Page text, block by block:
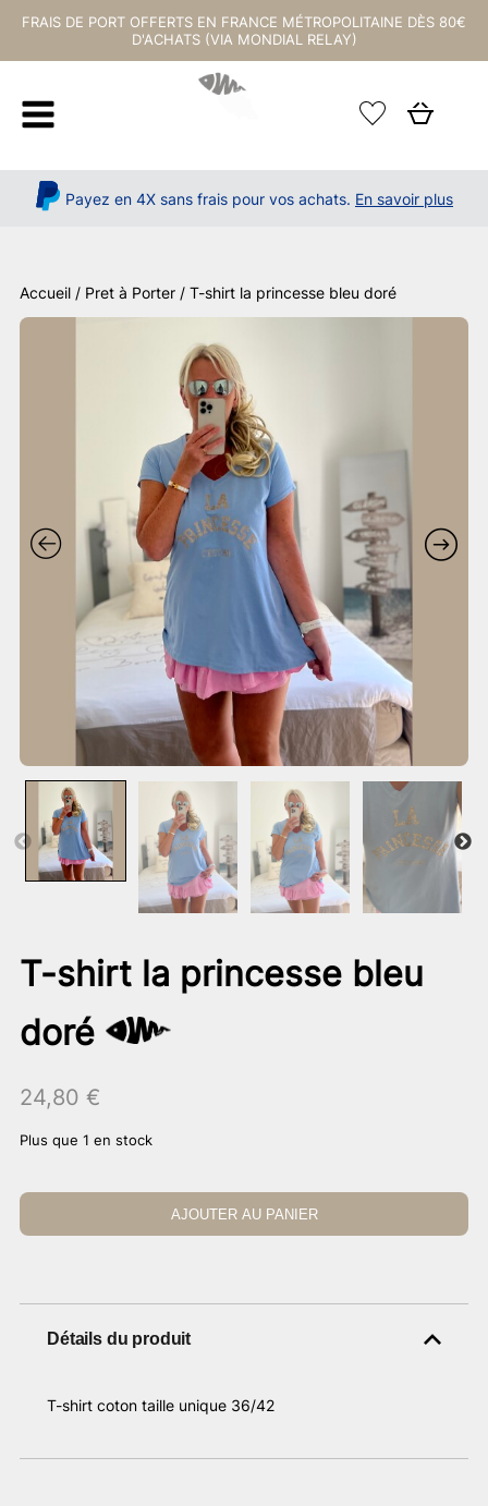
FRAIS DE PORT OFFERTS EN FRANCE MÉTROPOLITAINE DÈS 80€
D'ACHATS (VIA MONDIAL RELAY)
Payez en 4X sans frais pour vos achats. En savoir plus
Accueil / Pret à Porter / T-shirt la princesse bleu doré
T-shirt la princesse bleu
doré
24,80 €
Plus que 1 en stock
AJOUTER AU PANIER
Détails du produit
T-shirt coton taille unique 36/42